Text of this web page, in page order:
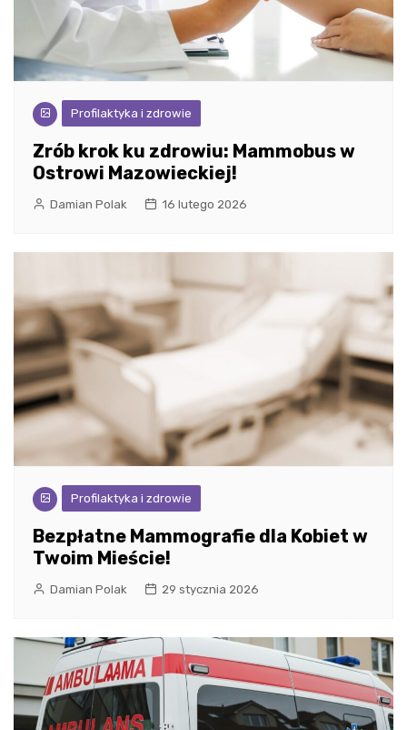
Profilaktyka i zdrowie
Zrób krok ku zdrowiu: Mammobus w
Ostrowi Mazowieckiej!
Damian Polak 16 lutego 2026
Profilaktyka i zdrowie
Bezpłatne Mammografie dla Kobiet w
Twoim Mieście!
Damian Polak 29 stycznia 2026